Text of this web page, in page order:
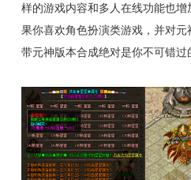
样的游戏内容和多人在线功能也
果你喜欢角色扮演类游戏，并对
带元神版本合成绝对是你不可错过